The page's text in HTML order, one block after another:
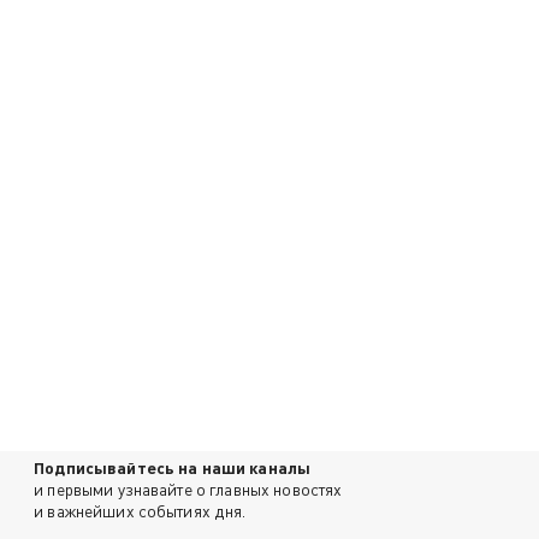
Подписывайтесь на наши каналы
и первыми узнавайте о главных новостях
и важнейших событиях дня.